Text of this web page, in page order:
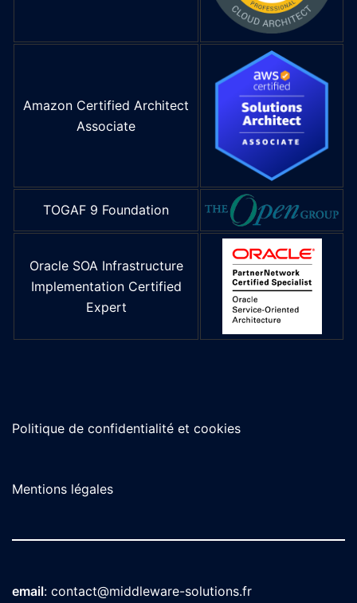
Amazon Certified Architect
Associate
TOGAF 9 Foundation
Oracle SOA Infrastructure
Implementation Certified
Expert
Politique de confidentialité et cookies
Mentions légales
email: contact@middleware-solutions.fr